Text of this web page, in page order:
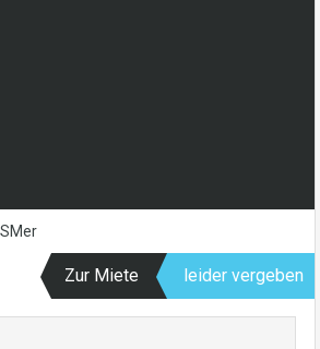
Zur Miete leider vergeben